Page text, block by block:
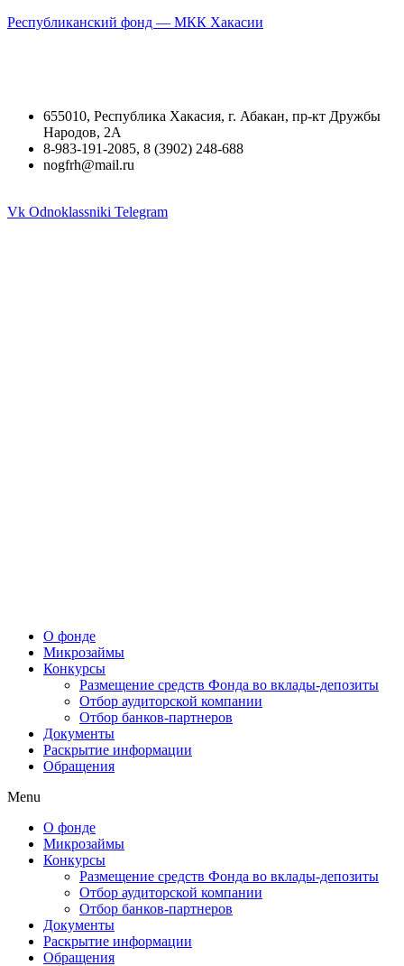
Республиканский фонд — МКК Хакасии
655010, Республика Хакасия, г. Абакан, пр-кт Дружбы
Народов, 2А
8-983-191-2085, 8 (3902) 248-688
nogfrh@mail.ru
Vk Odnoklassniki Telegram
О фонде
Микрозаймы
Конкурсы
Размещение средств Фонда во вклады-депозиты
Отбор аудиторской компании
Отбор банков-партнеров
Документы
Раскрытие информации
Обращения
Menu
О фонде
Микрозаймы
Конкурсы
Размещение средств Фонда во вклады-депозиты
Отбор аудиторской компании
Отбор банков-партнеров
Документы
Раскрытие информации
Обращения